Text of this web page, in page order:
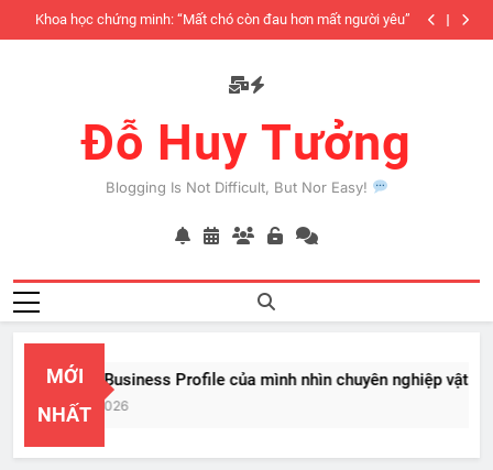
to
Khoa học chứng minh: “Mất chó còn đau hơn mất người yêu”
Đỗ Huy Tưởng
Blogging Is Not Difficult, But Nor Easy!
MỚI
NHẤT
PayPal Business Profile của mình nhìn chuyên nghiệp vật vã
Feb 22, 2026